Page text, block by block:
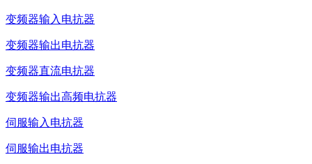
变频器输入电抗器
变频器输出电抗器
变频器直流电抗器
变频器输出高频电抗器
伺服输入电抗器
伺服输出电抗器